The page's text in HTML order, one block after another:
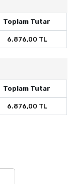
Toplam Tutar
6.876,00 TL
Toplam Tutar
6.876,00 TL